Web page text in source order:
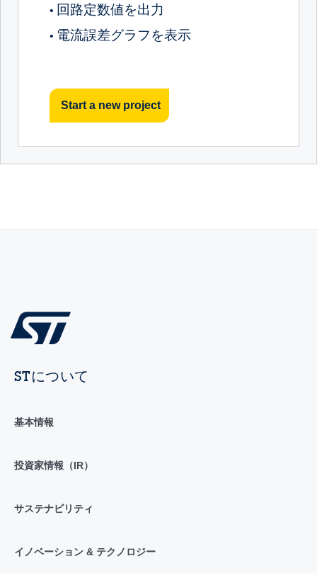
• 回路定数値を出力
• 電流誤差グラフを表示
Start a new project
STについて
基本情報
投資家情報（IR）
サステナビリティ
イノベーション & テクノロジー